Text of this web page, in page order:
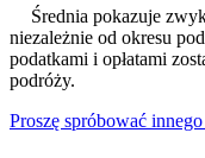
Średnia pokazuje
niezależnie od okresu
podatkami i opłatami
podróży.
Proszę spróbować